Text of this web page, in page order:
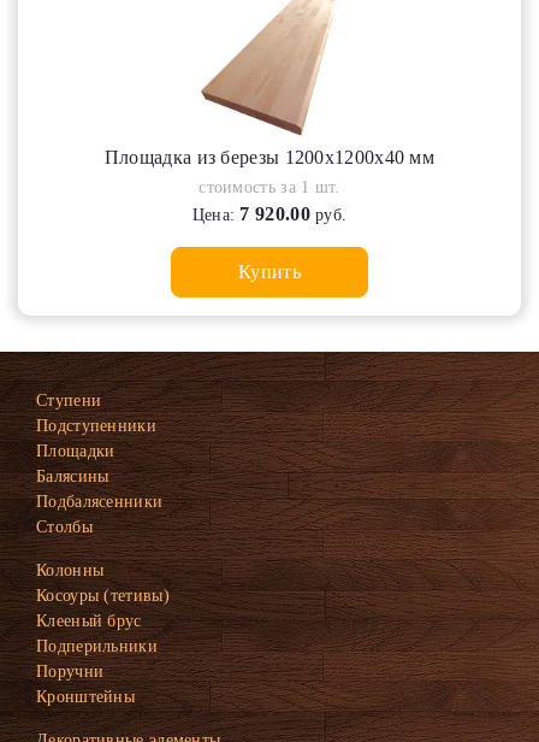
Площадка из березы 1200х1200х40 мм
стоимость за 1 шт.
Цена: 7 920.00руб.
Купить
Ступени
Подступенники
Площадки
Балясины
Подбалясенники
Столбы
Колонны
Косоуры (тетивы)
Клееный брус
Подперильники
Поручни
Кронштейны